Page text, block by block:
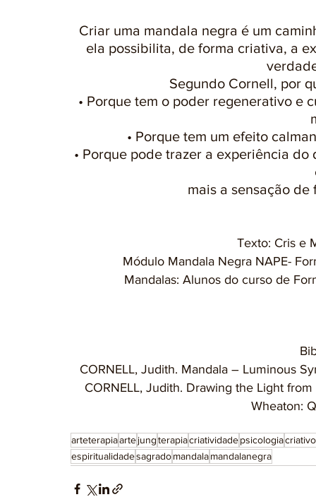
Criar uma mandala negra é um
ela possibilita, de forma criativa, a
Segundo Cornell, por
• Porque tem o poder regenerativo e
• Porque tem um efeito
• Porque pode trazer a experiência
mais a sensação
Texto: Cris e
Módulo Mandala Negra NAPE-
Mandalas: Alunos do curso de
CORNELL, Judith. Mandala – Luminous
CORNELL, Judith. Drawing the Light
Wheaton:
arteterapiaartejungterapiacriatividadepsicologiacriativo
espiritualidadesagradomandalamandalanegra